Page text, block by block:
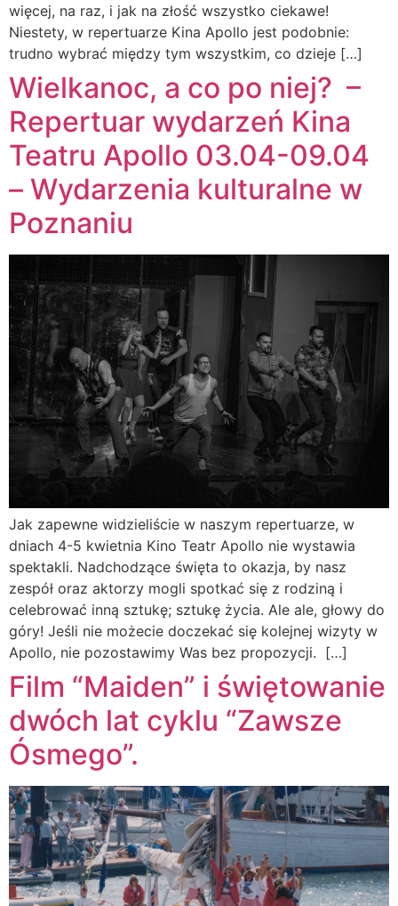
więcej, na raz, i jak na złość wszystko ciekawe!
Niestety, w repertuarze Kina Apollo jest podobnie:
trudno wybrać między tym wszystkim, co dzieje […]
Wielkanoc, a co po niej? –
Repertuar wydarzeń Kina
Teatru Apollo 03.04-09.04
– Wydarzenia kulturalne w
Poznaniu
Jak zapewne widzieliście w naszym repertuarze, w
dniach 4-5 kwietnia Kino Teatr Apollo nie wystawia
spektakli. Nadchodzące święta to okazja, by nasz
zespół oraz aktorzy mogli spotkać się z rodziną i
celebrować inną sztukę; sztukę życia. Ale ale, głowy do
góry! Jeśli nie możecie doczekać się kolejnej wizyty w
Apollo, nie pozostawimy Was bez propozycji. […]
Film “Maiden” i świętowanie
dwóch lat cyklu “Zawsze
Ósmego”.